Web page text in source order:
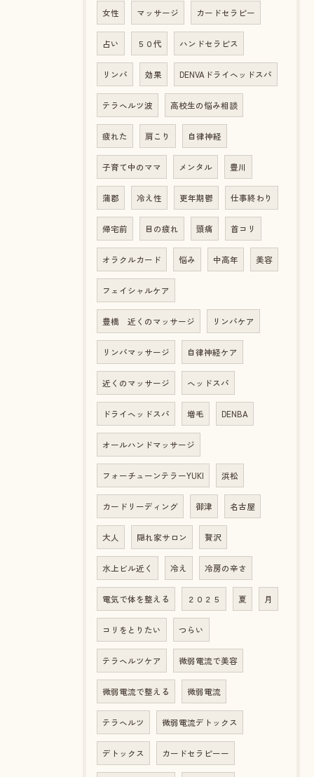
女性 マッサージ カードセラピー
占い ５０代 ハンドセラピス
リンパ 効果 DENVAドライヘッドスパ
テラヘルツ波 高校生の悩み相談
疲れた 肩こり 自律神経
子育て中のママ メンタル 豊川
蒲郡 冷え性 更年期鬱 仕事終わり
帰宅前 目の疲れ 頭痛 首コリ
オラクルカード 悩み 中高年 美容
フェイシャルケア
豊橋 近くのマッサージ リンパケア
リンパマッサージ 自律神経ケア
近くのマッサージ ヘッドスパ
ドライヘッドスパ 増毛 DENBA
オールハンドマッサージ
フォーチューンテラーYUKI 浜松
カードリーディング 御津 名古屋
大人 隠れ家サロン 贅沢
水上ビル近く 冷え 冷房の辛さ
電気で体を整える ２０２５ 夏 月
コリをとりたい つらい
テラヘルツケア 微弱電流で美容
微弱電流で整える 微弱電流
テラヘルツ 微弱電流デトックス
デトックス カードセラピーー